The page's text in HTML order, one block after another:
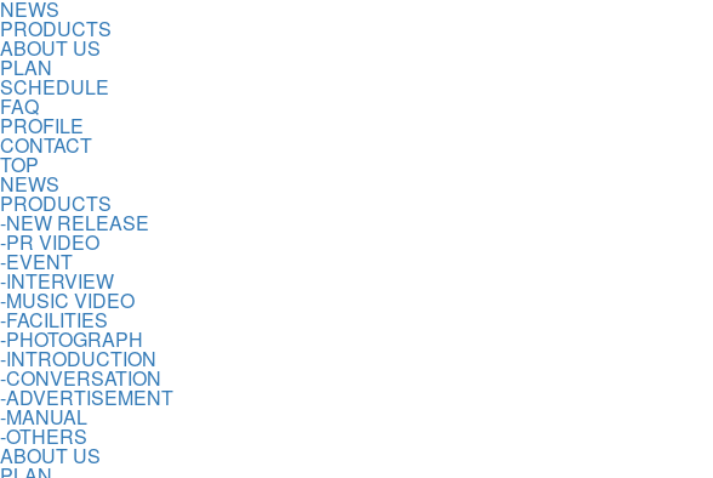
NEWS
PRODUCTS
ABOUT US
PLAN
SCHEDULE
FAQ
PROFILE
CONTACT
TOP
NEWS
PRODUCTS
-NEW RELEASE
-PR VIDEO
-EVENT
-INTERVIEW
-MUSIC VIDEO
-FACILITIES
-PHOTOGRAPH
-INTRODUCTION
-CONVERSATION
-ADVERTISEMENT
-MANUAL
-OTHERS
ABOUT US